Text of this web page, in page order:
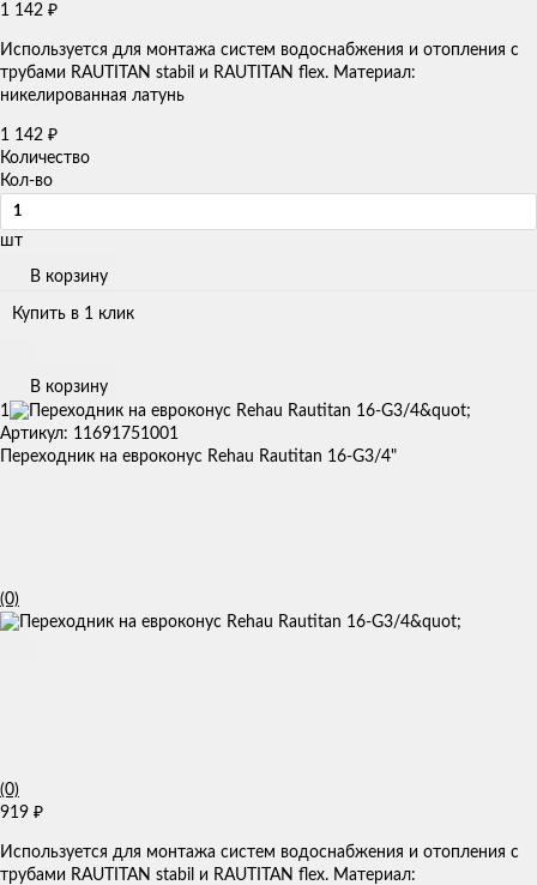
1 142 ₽
Используется для монтажа систем водоснабжения и отопления с
трубами RAUTITAN stabil и RAUTITAN flex. Материал:
никелированная латунь
1 142 ₽
Количество
Кол-во
шт
В корзину
Купить в 1 клик
В корзину
1
Артикул: 11691751001
Переходник на евроконус Rehau Rautitan 16-G3/4"
(0)
(0)
919 ₽
Используется для монтажа систем водоснабжения и отопления с
трубами RAUTITAN stabil и RAUTITAN flex. Материал: